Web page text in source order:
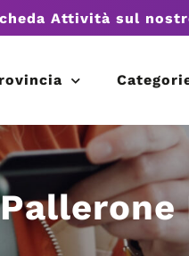
Attività sul